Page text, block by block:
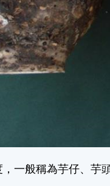
一般稱為芋仔、芋